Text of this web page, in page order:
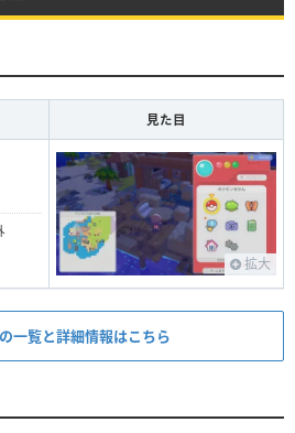
見た目
拡大
一覧と詳細情報はこちら